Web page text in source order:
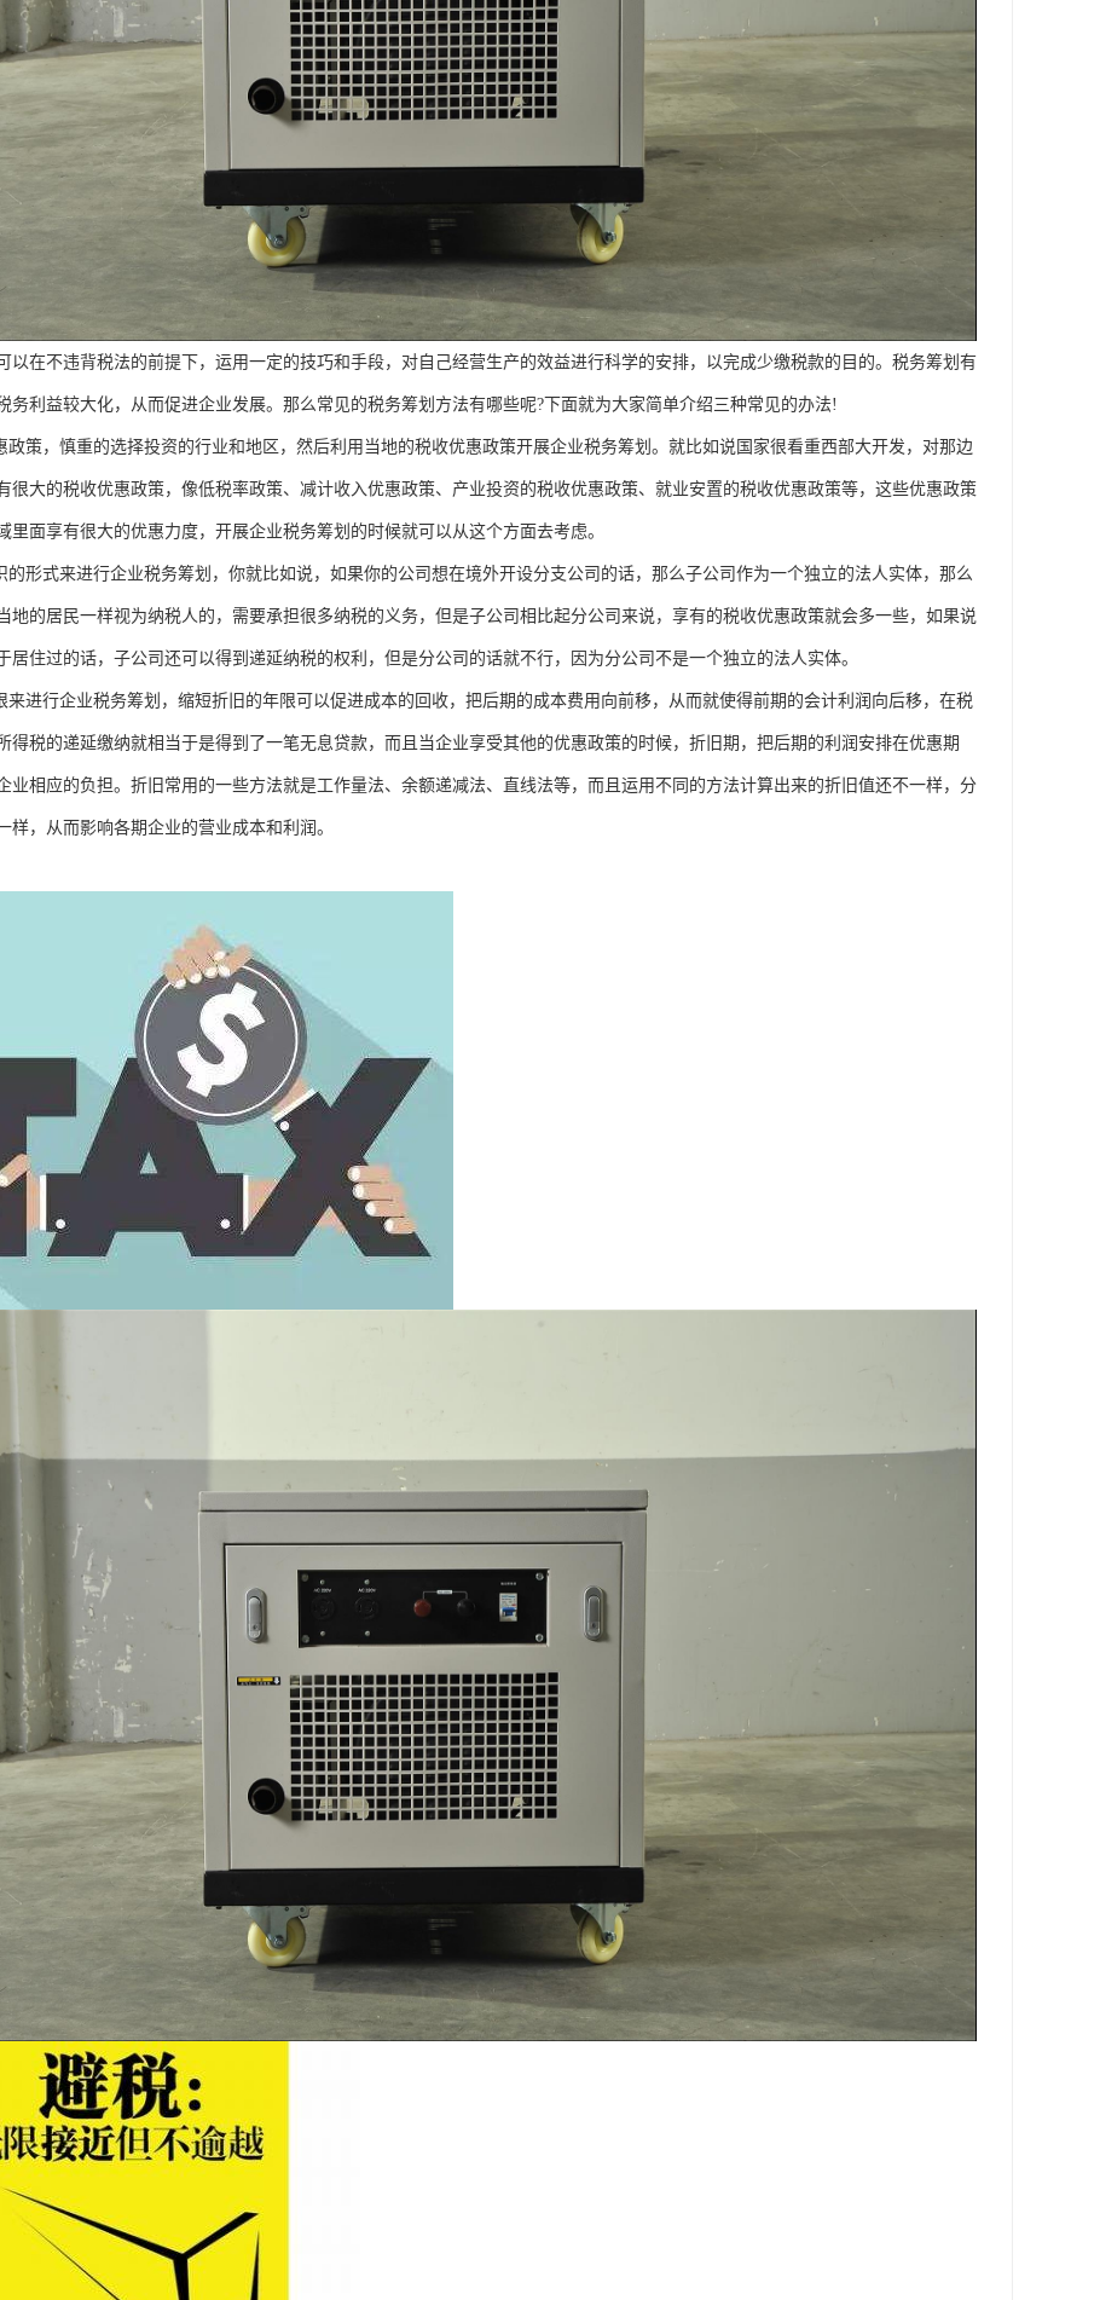
以在不违背税法的前提下，运用一定的技巧和手段，对自己经营生产的效益进行科学的安排，以完成少缴税款的目的。税务筹划有
务利益较大化，从而促进企业发展。那么常见的税务筹划方法有哪些呢?下面就为大家简单介绍三种常见的办法!
政策，慎重的选择投资的行业和地区，然后利用当地的税收优惠政策开展企业税务筹划。就比如说国家很看重西部大开发，对那边
很大的税收优惠政策，像低税率政策、减计收入优惠政策、产业投资的税收优惠政策、就业安置的税收优惠政策等，这些优惠政策
里面享有很大的优惠力度，开展企业税务筹划的时候就可以从这个方面去考虑。
的形式来进行企业税务筹划，你就比如说，如果你的公司想在境外开设分支公司的话，那么子公司作为一个独立的法人实体，那么
地的居民一样视为纳税人的，需要承担很多纳税的义务，但是子公司相比起分公司来说，享有的税收优惠政策就会多一些，如果说
居住过的话，子公司还可以得到递延纳税的权利，但是分公司的话就不行，因为分公司不是一个独立的法人实体。
来进行企业税务筹划，缩短折旧的年限可以促进成本的回收，把后期的成本费用向前移，从而就使得前期的会计利润向后移，在税
得税的递延缴纳就相当于是得到了一笔无息贷款，而且当企业享受其他的优惠政策的时候，折旧期，把后期的利润安排在优惠期
业相应的负担。折旧常用的一些方法就是工作量法、余额递减法、直线法等，而且运用不同的方法计算出来的折旧值还不一样，分
样，从而影响各期企业的营业成本和利润。